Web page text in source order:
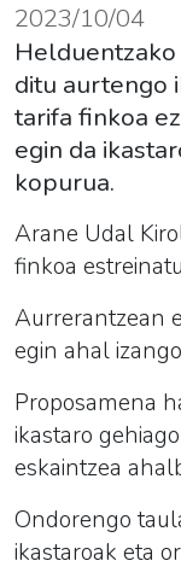
2023/10/04
ditu aurtengo
tarifa finkoa
egin da
kopurua.
Arane Udal
finkoa
Aurrerantzean
egin ahal
Proposamena
ikastaro
eskaintzea
Ondorengo
ikastaroak eta